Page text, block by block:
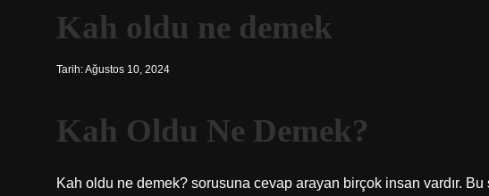
Kah oldu ne demek
Tarih: Ağustos 10, 2024
Kah Oldu Ne Demek?
Kah oldu ne demek? sorusuna cevap arayan birçok insan vardır.